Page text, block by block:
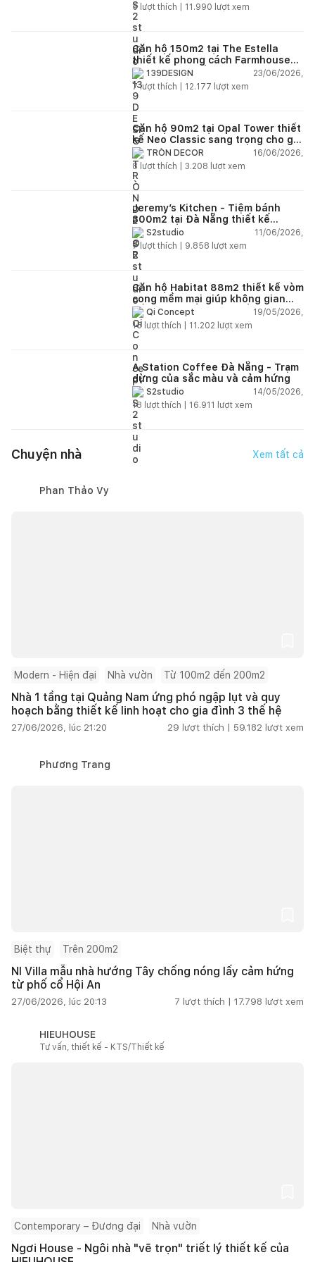
5 lượt thích | 11.990 lượt xem
Căn hộ 150m2 tại The Estella
thiết kế phong cách Farmhouse
thanh lịch và ấm áp
139DESIGN
23/06/2026,
7lượt thích | 12.177 lượt xem
Căn hộ 90m2 tại Opal Tower thiết
kế Neo Classic sang trọng cho gia
đình trẻ
TRÒN DECOR
16/06/2026,
8 lượt thích | 3.208 lượt xem
Jeremy’s Kitchen - Tiệm bánh
300m2 tại Đà Nẵng thiết kế
phong cách công nghiệp hiện đại
ngập tràn ánh sáng tự nhiên
S2studio
11/06/2026,
7lượt thích | 9.858 lượt xem
Căn hộ Habitat 88m2 thiết kế vòm
cong mềm mại giúp không gian
sống hiện đại trở nên ấm áp hơn
Qi Concept
19/05/2026,
15 lượt thích | 11.202 lượt xem
A Station Coffee Đà Nẵng - Trạm
dừng của sắc màu và cảm hứng
S2studio
14/05/2026,
18 lượt thích | 16.911 lượt xem
Chuyện nhà Xem tất cả
Phan Thảo Vy
Modern - Hiện đại Nhà vườn Từ 100m2 đến 200m2
Nhà 1 tầng tại Quảng Nam ứng phó ngập lụt và quy
hoạch bằng thiết kế linh hoạt cho gia đình 3 thế hệ
27/06/2026, lúc 21:20 29 lượt thích | 59.182 lượt xem
Phương Trang
Biệt thự Trên 200m2
NI Villa mẫu nhà hướng Tây chống nóng lấy cảm hứng
từ phố cổ Hội An
27/06/2026, lúc 20:13 7 lượt thích | 17.798 lượt xem
HIEUHOUSE
Tư vấn, thiết kế - KTS/Thiết kế
Contemporary – Đương đại Nhà vườn
Ngơi House - Ngôi nhà "vẽ trọn" triết lý thiết kế của